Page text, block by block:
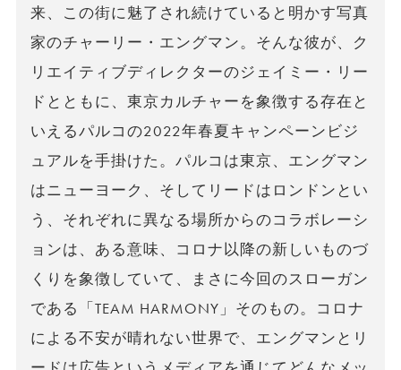
来、この街に魅了され続けていると明かす写真
家のチャーリー・エングマン。そんな彼が、ク
リエイティブディレクターのジェイミー・リー
ドとともに、東京カルチャーを象徴する存在と
いえるパルコの2022年春夏キャンペーンビジ
ュアルを手掛けた。パルコは東京、エングマン
はニューヨーク、そしてリードはロンドンとい
う、それぞれに異なる場所からのコラボレーシ
ョンは、ある意味、コロナ以降の新しいものづ
くりを象徴していて、まさに今回のスローガン
である「TEAM HARMONY」そのもの。コロナ
による不安が晴れない世界で、エングマンとリ